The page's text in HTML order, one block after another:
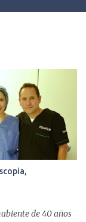
de 40 años